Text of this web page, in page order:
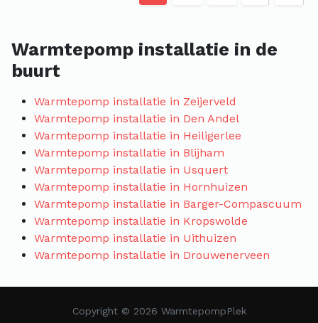
Warmtepomp installatie in de
buurt
Warmtepomp installatie in Zeijerveld
Warmtepomp installatie in Den Andel
Warmtepomp installatie in Heiligerlee
Warmtepomp installatie in Blijham
Warmtepomp installatie in Usquert
Warmtepomp installatie in Hornhuizen
Warmtepomp installatie in Barger-Compascuum
Warmtepomp installatie in Kropswolde
Warmtepomp installatie in Uithuizen
Warmtepomp installatie in Drouwenerveen
Copyright © 2026 WarmtepompPlek